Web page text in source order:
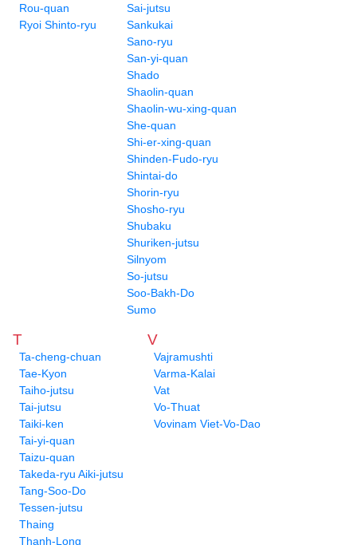
Rou-quan
Ryoi Shinto-ryu
Sai-jutsu
Sankukai
Sano-ryu
San-yi-quan
Shado
Shaolin-quan
Shaolin-wu-xing-quan
She-quan
Shi-er-xing-quan
Shinden-Fudo-ryu
Shintai-do
Shorin-ryu
Shosho-ryu
Shubaku
Shuriken-jutsu
Silnyom
So-jutsu
Soo-Bakh-Do
Sumo
T
Ta-cheng-chuan
Tae-Kyon
Taiho-jutsu
Tai-jutsu
Taiki-ken
Tai-yi-quan
Taizu-quan
Takeda-ryu Aiki-jutsu
Tang-Soo-Do
Tessen-jutsu
Thaing
Thanh-Long
V
Vajramushti
Varma-Kalai
Vat
Vo-Thuat
Vovinam Viet-Vo-Dao